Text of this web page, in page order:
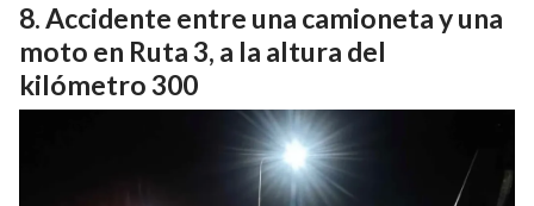
Accidente entre una camioneta y una
moto en Ruta 3, a la altura del
kilómetro 300